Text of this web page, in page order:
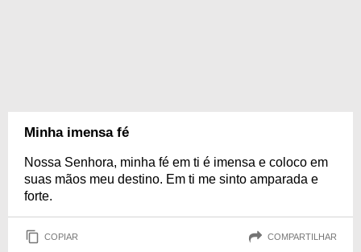
Minha imensa fé
Nossa Senhora, minha fé em ti é imensa e coloco em
suas mãos meu destino. Em ti me sinto amparada e
forte.
COPIAR COMPARTILHAR